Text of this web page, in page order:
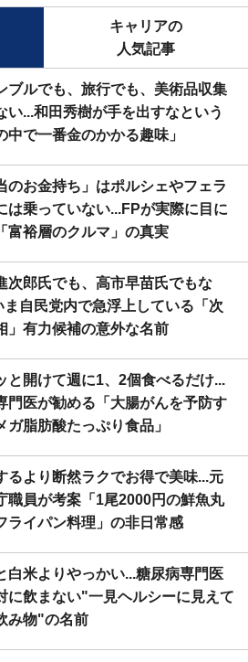
キャリアの
人気記事
ブルでも、旅行でも、美術品収集
い...和田秀樹が手を出すなという
中で一番金のかかる趣味」
のお金持ち」はポルシェやフェラ
は乗っていない...FPが実際に目に
富裕層のクルマ」の真実
次郎氏でも、高市早苗氏でもな
ま自民党内で急浮上している「次
」有力候補の意外な名前
と開けて週に1、2個食べるだけ...
門医が勧める「大腸がんを予防す
ガ脂肪酸たっぷり食品」
るより断然ラクでお得で美味...元
職員が考案「1尾2000円の鮮魚丸
ライパン料理」の非日常感
白米よりやっかい...糖尿病専門医
に飲まない"一見ヘルシーに見えて
み物"の名前